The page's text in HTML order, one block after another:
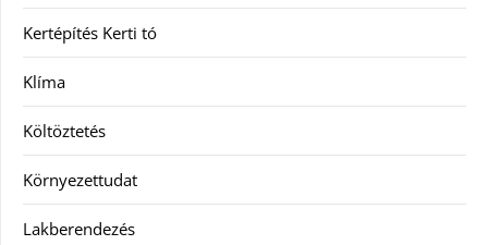
Kertépítés Kerti tó
Klíma
Költöztetés
Környezettudat
Lakberendezés